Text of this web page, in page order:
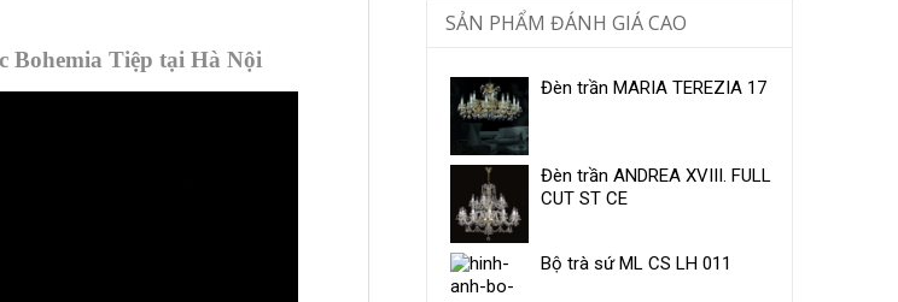
Bohemia Tiệp tại Hà Nội
SẢN PHẨM ĐÁNH GIÁ CAO
Đèn trần MARIA TEREZIA 17
Đèn trần ANDREA XVIII. FULL
CUT ST CE
Bộ trà sứ ​ML CS LH 011